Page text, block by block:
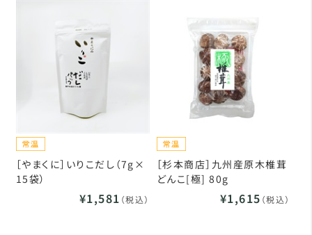
［やまくに］いりこだし（7g×
15袋）
¥1,581 （税込）
［杉本商店］九州産原木椎茸
どんこ[極] 80g
¥1,615 （税込）